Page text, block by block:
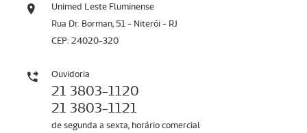
Unimed Leste Fluminense
Rua Dr. Borman, 51 - Niterói - RJ
CEP: 24020-320
Ouvidoria
21 3803-1120
21 3803-1121
de segunda a sexta, horário comercial